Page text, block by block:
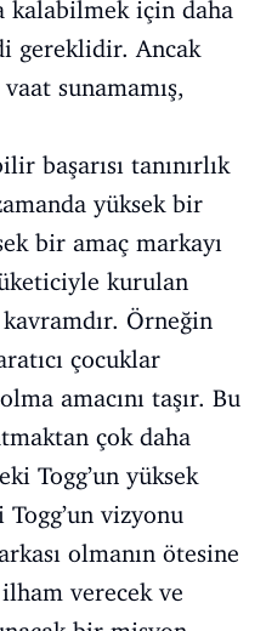
kalabilmek için daha
gereklidir. Ancak
sunamamış,
başarısı tanınırlık
yüksek bir
bir amaç markayı
kurulan
Örneğin
çocuklar
amacını taşır. Bu
çok daha
Togg’un yüksek
Togg’un vizyonu
olmanın ötesine
verecek ve